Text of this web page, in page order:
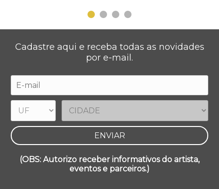
Cadastre aqui e receba todas as novidades
por e-mail.
(OBS: Autorizo receber informativos do artista,
eventos e parceiros.)